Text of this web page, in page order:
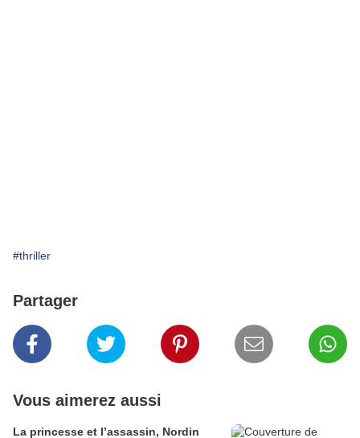
#thriller
Partager
Vous aimerez aussi
La princesse et l’assassin, Nordin